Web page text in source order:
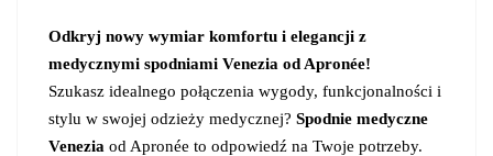
Odkryj nowy wymiar komfortu i elegancji z
medycznymi spodniami Venezia od Apronée!
Szukasz idealnego połączenia wygody, funkcjonalności i
stylu w swojej odzieży medycznej? Spodnie medyczne
Venezia od Apronée to odpowiedź na Twoje potrzeby.